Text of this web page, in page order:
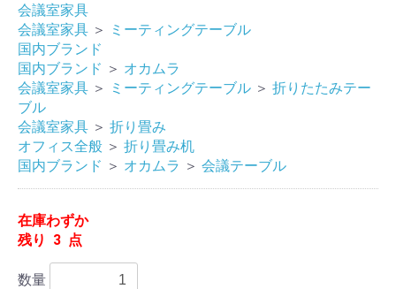
会議室家具
会議室家具 ＞
ミーティングテーブル
国内ブランド
国内ブランド ＞ オカムラ
会議室家具 ＞ ミーティングテーブル ＞ 折りたたみテー
ブル
会議室家具 ＞ 折り畳み
オフィス全般 ＞ 折り畳み机
国内ブランド ＞ オカムラ ＞ 会議テーブル
在庫わずか
残り 3 点
数量